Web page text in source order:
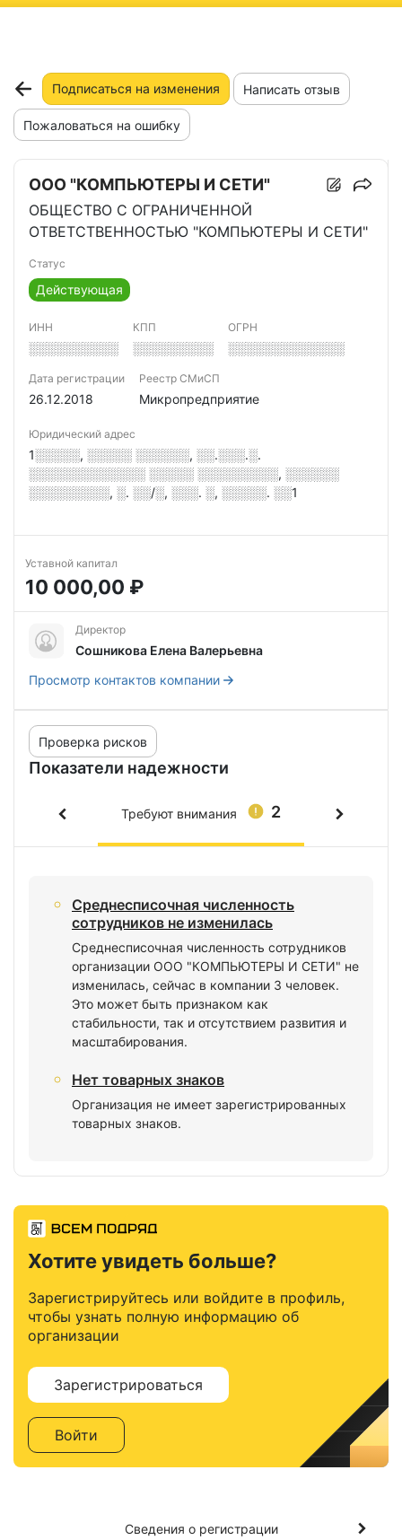
Подписаться на изменения Написать отзыв
Пожаловаться на ошибку
ООО "КОМПЬЮТЕРЫ И СЕТИ"
ОБЩЕСТВО С ОГРАНИЧЕННОЙ
ОТВЕТСТВЕННОСТЬЮ "КОМПЬЮТЕРЫ И СЕТИ"
Статус
Действующая
ИНН
░░░░░░░░░░
КПП
░░░░░░░░░
ОГРН
░░░░░░░░░░░░░
Дата регистрации
26.12.2018
Реестр СМиСП
Микропредприятие
Юридический адрес
1░░░░░, ░░░░░ ░░░░░░, ░░.░░░.░.
░░░░░░░░░░░░░ ░░░░░ ░░░░░░░░░, ░░░░░░
░░░░░░░░░, ░. ░░/░, ░░░. ░, ░░░░░. ░░1
Уставной капитал
10 000,00 ₽
Директор
Сошникова Елена Валерьевна
Просмотр контактов компании
Показатели надежности
Проверка рисков
2
Требуют внимания
Среднесписочная численность
сотрудников не изменилась
Среднесписочная численность сотрудников
организации ООО "КОМПЬЮТЕРЫ И СЕТИ" не
изменилась, сейчас в компании 3 человек.
Это может быть признаком как
стабильности, так и отсутствием развития и
масштабирования.
Нет товарных знаков
Организация не имеет зарегистрированных
товарных знаков.
Хотите увидеть больше?
Зарегистрируйтесь или войдите в профиль,
чтобы узнать полную информацию об
организации
Зарегистрироваться
Войти
Сведения о регистрации